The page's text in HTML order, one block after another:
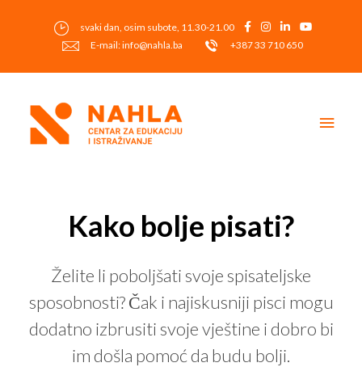
svaki dan, osim subote, 11.30-21.00
E-mail: info@nahla.ba
+387 33 710 650
Kako bolje pisati?
Želite li poboljšati svoje spisateljske
sposobnosti? Čak i najiskusniji pisci mogu
dodatno izbrusiti svoje vještine i dobro bi
im došla pomoć da budu bolji.